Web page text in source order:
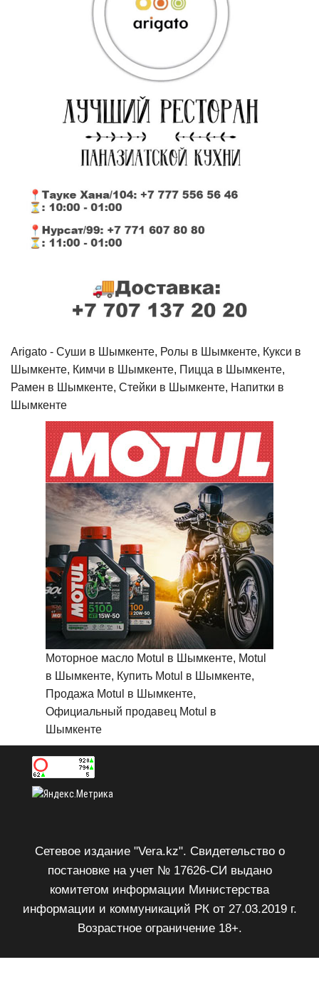
Arigato - Cуши в Шымкенте, Ролы в Шымкенте, Кукси в
Шымкенте, Кимчи в Шымкенте, Пицца в Шымкенте,
Рамен в Шымкенте, Стейки в Шымкенте, Напитки в
Шымкенте
Моторное масло Motul в Шымкенте, Motul
в Шымкенте, Купить Motul в Шымкенте,
Продажа Motul в Шымкенте,
Официальный продавец Motul в
Шымкенте
Сетевое издание "Vera.kz". Свидетельство о
постановке на учет № 17626-СИ выдано
комитетом информации Министерства
информации и коммуникаций РК от 27.03.2019 г.
Возрастное ограничение 18+.